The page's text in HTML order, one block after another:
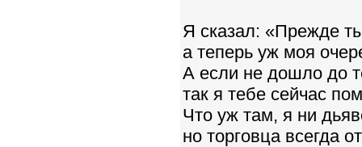
Я сказал: «Прежде
а теперь уж моя
А если не дошло до
так я тебе сейчас
Что уж там, я ни
но торговца всегда